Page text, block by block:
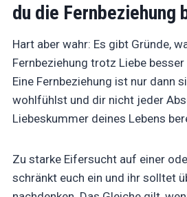
du die Fernbeziehung
Hart aber wahr: Es gibt Gründe,
Fernbeziehung trotz Liebe
Eine Fernbeziehung ist nur dann
wohlfühlst und dir nicht jeder
Liebeskummer deines Lebens
Zu starke Eifersucht auf einer
schränkt euch ein und ihr solltet